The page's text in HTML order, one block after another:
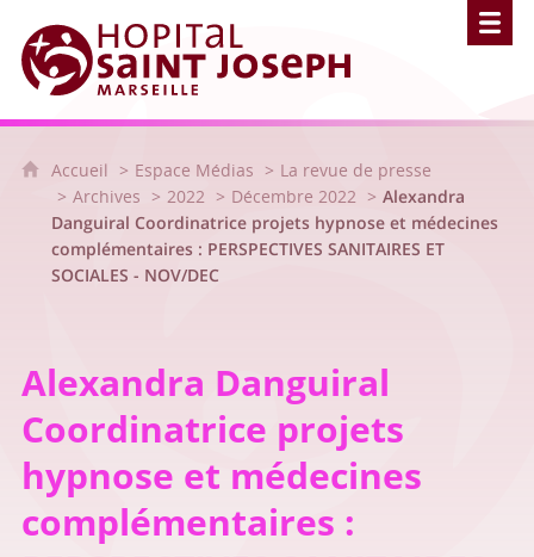
Hôpital Saint Joseph - Marseille
Accueil Espace Médias
La revue de presse
Archives
2022 Décembre 2022
Alexandra
Danguiral Coordinatrice projets hypnose et médecines
complémentaires : PERSPECTIVES SANITAIRES ET
SOCIALES - NOV/DEC
Alexandra Danguiral
Coordinatrice projets
hypnose et médecines
complémentaires :